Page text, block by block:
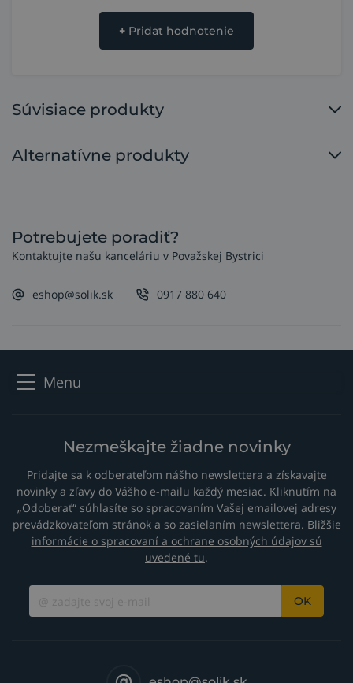
+ Pridať hodnotenie
Súvisiace produkty
Alternatívne produkty
Potrebujete poradiť?
Kontaktujte našu kanceláriu v Považskej Bystrici
eshop@solik.sk 0917 880 640
Menu
Nezmeškajte žiadne novinky
Pridajte sa k odberateľom nášho newslettera a získavajte
novinky a zľavy do Vášho e-mailu každý mesiac. Kliknutím na
„Odoberať“ súhlasíte so spracovaním Vašej emailovej adresy
prevádzkovateľom stránok a so zasielaním newslettera. Bližšie
informácie o spracovaní a ochrane osobných údajov sú
uvedené tu.
OK